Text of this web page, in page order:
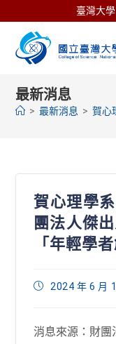
to
content
臺灣大學
最新消息
> 最新消息 > 賀心
賀心理學
團法人傑
「年輕學
Post2024 年 6 月
消息來源：財團